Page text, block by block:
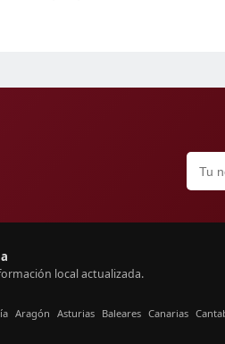
local actualizada.
Aragón Asturias Baleares Canarias